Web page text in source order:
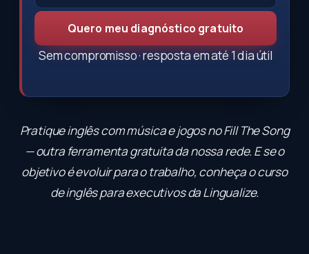
Quero meu diagnóstico gratuito
Sem compromisso · resposta em até 1 dia útil
Pratique inglês com música e jogos noFill The Song
— outra ferramenta gratuita da nossa rede. E se o
objetivo é evoluir para o trabalho, conheça ocurso
de inglês para executivosda Lingualize.